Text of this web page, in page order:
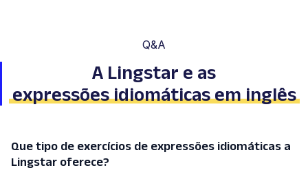
Q&A
A Lingstar e as
expressões idiomáticas em inglês
Que tipo de exercícios de expressões idiomáticas a
Lingstar oferece?